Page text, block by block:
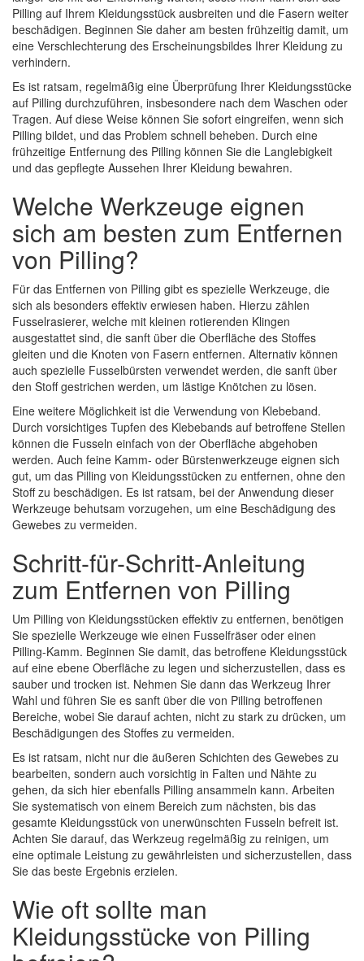
Pilling auf Ihrem Kleidungsstück ausbreiten und die Fasern weiter
beschädigen. Beginnen Sie daher am besten frühzeitig damit, um
eine Verschlechterung des Erscheinungsbildes Ihrer Kleidung zu
verhindern.
Es ist ratsam, regelmäßig eine Überprüfung Ihrer Kleidungsstücke
auf Pilling durchzuführen, insbesondere nach dem Waschen oder
Tragen. Auf diese Weise können Sie sofort eingreifen, wenn sich
Pilling bildet, und das Problem schnell beheben. Durch eine
frühzeitige Entfernung des Pilling können Sie die Langlebigkeit
und das gepflegte Aussehen Ihrer Kleidung bewahren.
Welche Werkzeuge eignen
sich am besten zum Entfernen
von Pilling?
Für das Entfernen von Pilling gibt es spezielle Werkzeuge, die
sich als besonders effektiv erwiesen haben. Hierzu zählen
Fusselrasierer, welche mit kleinen rotierenden Klingen
ausgestattet sind, die sanft über die Oberfläche des Stoffes
gleiten und die Knoten von Fasern entfernen. Alternativ können
auch spezielle Fusselbürsten verwendet werden, die sanft über
den Stoff gestrichen werden, um lästige Knötchen zu lösen.
Eine weitere Möglichkeit ist die Verwendung von Klebeband.
Durch vorsichtiges Tupfen des Klebebands auf betroffene Stellen
können die Fusseln einfach von der Oberfläche abgehoben
werden. Auch feine Kamm- oder Bürstenwerkzeuge eignen sich
gut, um das Pilling von Kleidungsstücken zu entfernen, ohne den
Stoff zu beschädigen. Es ist ratsam, bei der Anwendung dieser
Werkzeuge behutsam vorzugehen, um eine Beschädigung des
Gewebes zu vermeiden.
Schritt-für-Schritt-Anleitung
zum Entfernen von Pilling
Um Pilling von Kleidungsstücken effektiv zu entfernen, benötigen
Sie spezielle Werkzeuge wie einen Fusselfräser oder einen
Pilling-Kamm. Beginnen Sie damit, das betroffene Kleidungsstück
auf eine ebene Oberfläche zu legen und sicherzustellen, dass es
sauber und trocken ist. Nehmen Sie dann das Werkzeug Ihrer
Wahl und führen Sie es sanft über die von Pilling betroffenen
Bereiche, wobei Sie darauf achten, nicht zu stark zu drücken, um
Beschädigungen des Stoffes zu vermeiden.
Es ist ratsam, nicht nur die äußeren Schichten des Gewebes zu
bearbeiten, sondern auch vorsichtig in Falten und Nähte zu
gehen, da sich hier ebenfalls Pilling ansammeln kann. Arbeiten
Sie systematisch von einem Bereich zum nächsten, bis das
gesamte Kleidungsstück von unerwünschten Fusseln befreit ist.
Achten Sie darauf, das Werkzeug regelmäßig zu reinigen, um
eine optimale Leistung zu gewährleisten und sicherzustellen, dass
Sie das beste Ergebnis erzielen.
Wie oft sollte man
Kleidungsstücke von Pilling